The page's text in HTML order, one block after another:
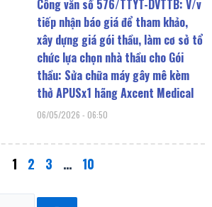
Công văn số 576/TTYT-DVTTB: V/v
tiếp nhận báo giá để tham khảo,
xây dựng giá gói thầu, làm cơ sở tổ
chức lựa chọn nhà thầu cho Gói
thầu: Sửa chữa máy gây mê kèm
thở APUSx1 hãng Axcent Medical
06/05/2026 06:50
1 2 3 … 10